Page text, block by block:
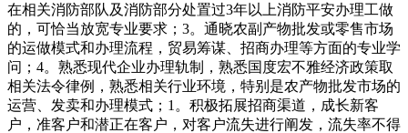
在相关消防部队及消防部分处置过3年以上消防平安办理工做
的，可恰当放宽专业要求；3。通晓农副产物批发或零售市场
的运做模式和办理流程，贸易筹谋、招商办理等方面的专业学
问；4。熟悉现代企业办理轨制，熟悉国度宏不雅经济政策取
相关法令律例，熟悉相关行业环境，特别是农产物批发市场的
运营、发卖和办理模式；1。积极拓展招商渠道，成长新客
户，准客户和潜正在客户，对客户流失进行阐发，流失率不得